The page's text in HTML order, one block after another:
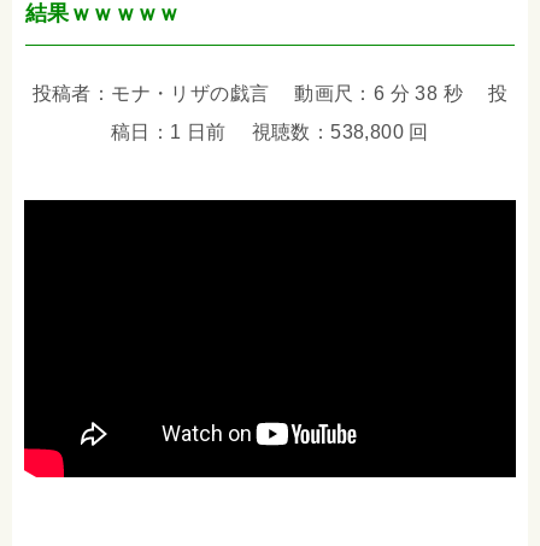
結果ｗｗｗｗｗ
投稿者：モナ・リザの戯言 動画尺：6 分 38 秒 投
稿日：1 日前 視聴数：538,800 回